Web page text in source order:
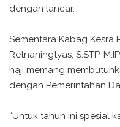
dengan lancar.
Sementara Kabag Kesra
Retnaningtyas, S.STP.
haji memang
dengan Pemerintahan
“Untuk tahun ini spesial